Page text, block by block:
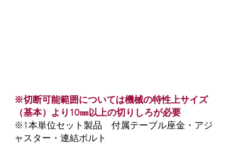
※切断可能範囲については機械の特性上サイズ
（基本）より10㎜以上の切りしろが必要
​※1本単位セット製品 付属テーブル座金・アジ
ャスター・連結ボルト